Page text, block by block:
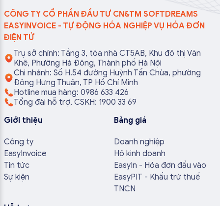
CÔNG TY CỔ PHẦN ĐẦU TƯ CN&TM SOFTDREAMS
EASYINVOICE - TỰ ĐỘNG HÓA NGHIỆP VỤ HÓA ĐƠN
ĐIỆN TỬ
Trụ sở chính: Tầng 3, tòa nhà CT5AB, Khu đô thị Văn
Khê, Phường Hà Đông, Thành phố Hà Nội
Chi nhánh: Số H.54 đường Huỳnh Tấn Chùa, phường
Đông Hưng Thuận, TP Hồ Chí Minh
Hotline mua hàng: 0986 633 426
Tổng đài hỗ trợ, CSKH: 1900 33 69
Giới thiệu
Công ty
EasyInvoice
Tin tức
Sự kiện
Bảng giá
Doanh nghiệp
Hộ kinh doanh
EasyIn - Hóa đơn đầu vào
EasyPIT - Khấu trừ thuế
TNCN